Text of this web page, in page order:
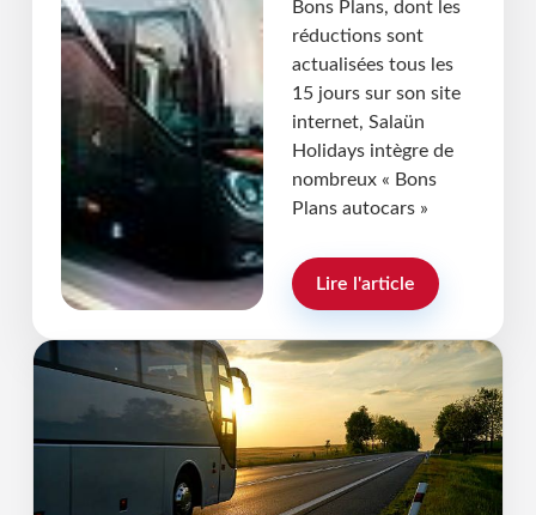
Bons Plans, dont les
réductions sont
actualisées tous les
15 jours sur son site
internet, Salaün
Holidays intègre de
nombreux « Bons
Plans autocars »
Lire l'article